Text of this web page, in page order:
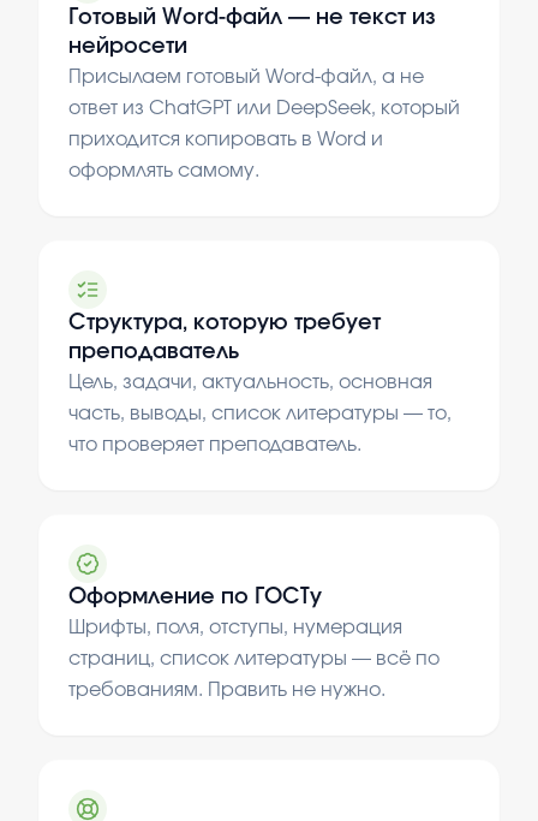
Готовый Word-файл — не текст из
нейросети
Присылаем готовый Word-файл, а не
ответ из ChatGPT или DeepSeek, который
приходится копировать в Word и
оформлять самому.
Структура, которую требует
преподаватель
Цель, задачи, актуальность, основная
часть, выводы, список литературы — то,
что проверяет преподаватель.
Оформление по ГОСТу
Шрифты, поля, отступы, нумерация
страниц, список литературы — всё по
требованиям. Править не нужно.